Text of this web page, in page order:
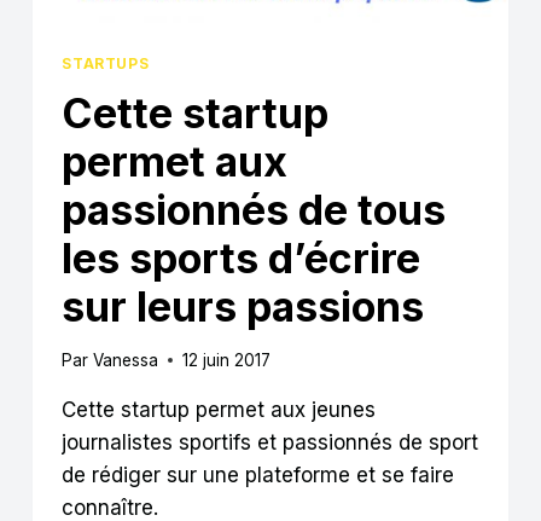
STARTUPS
Cette startup
permet aux
passionnés de tous
les sports d’écrire
sur leurs passions
Par Vanessa 12 juin 2017
Cette startup permet aux jeunes
journalistes sportifs et passionnés de sport
de rédiger sur une plateforme et se faire
connaître.